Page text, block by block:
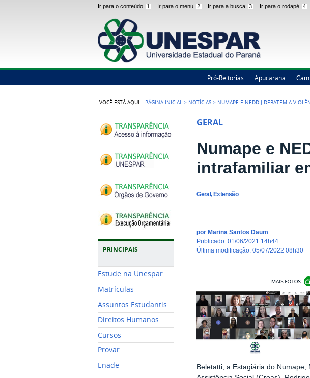
Ir para o conteúdo 1 Ir para o menu 2 Ir para a busca 3 Ir para o rodapé 4
Pró-Reitorias Apucarana
VOCÊ ESTÁ AQUI: PÁGINA INICIAL > NOTÍCIAS > NUMAPE E NEDDIJ DEBATEM A
PRINCIPAIS
Estude na Unespar
Matrículas
Assuntos Estudantis
Direitos Humanos
Cursos
Provar
Enade
GERAL
Numape e
intrafamiliar
Geral, Extensão
por Marina Santos Daum
publicado:01/06/2021 14h44
última modificação:05/07/2022 08h30
Beletatti; a Estagiária do